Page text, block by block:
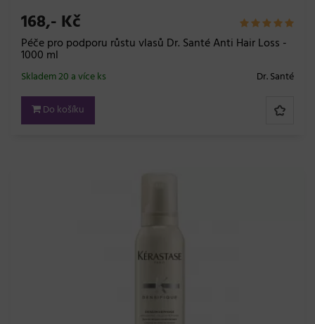
168,- Kč
Péče pro podporu růstu vlasů Dr. Santé Anti Hair Loss -
1000 ml
Dr. Santé
Skladem 20 a více ks
Do košíku